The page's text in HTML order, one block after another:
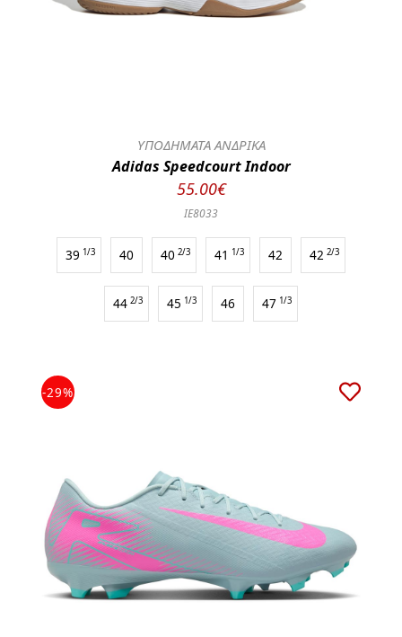
ΥΠΟΔΗΜΑΤΑ ΑΝΔΡΙΚΑ
Adidas Speedcourt Indoor
55.00€
IE8033
39 1/3 40 40 2/3 41 1/3 42 42 2/3
44 2/3 45 1/3 46 47 1/3
-29%